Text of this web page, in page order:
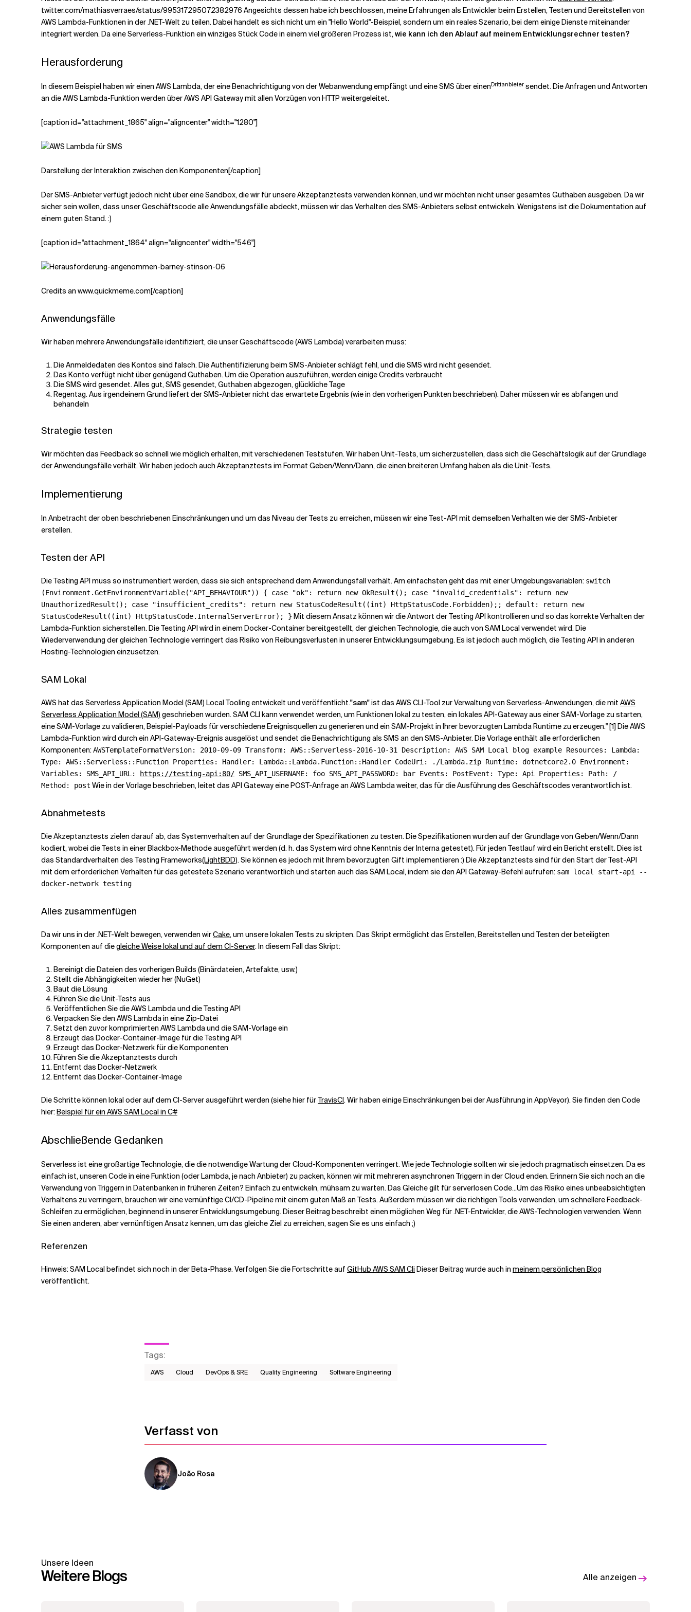
Verwandte Themen
twitter.com/mathiasverraes/status/995317295072382976 Angesichts dessen habe ich beschlossen, meine Erfahrungen als Entwickler beim Erstellen, Testen und Bereitstellen von
AWS Lambda-Funktionen in der .NET-Welt zu teilen. Dabei handelt es sich nicht um ein "Hello World"-Beispiel, sondern um ein reales Szenario, bei dem einige Dienste miteinander
integriert werden. Da eine Serverless-Funktion ein winziges Stück Code in einem viel größeren Prozess ist,wie kann ich den Ablauf auf meinem Entwicklungsrechner testen?
Herausforderung
In diesem Beispiel haben wir einen AWS Lambda, der eine Benachrichtigung von der Webanwendung empfängt und eine SMS über einenDrittanbieter sendet. Die Anfragen und Antworten
an die AWS Lambda-Funktion werden über AWS API Gateway mit allen Vorzügen von HTTP weitergeleitet.
[caption id="attachment_1865" align="aligncenter" width="1280"]
Darstellung der Interaktion zwischen den Komponenten[/caption]
Der SMS-Anbieter verfügt jedoch nicht über eine Sandbox, die wir für unsere Akzeptanztests verwenden können, und wir möchten nicht unser gesamtes Guthaben ausgeben. Da wir
sicher sein wollen, dass unser Geschäftscode alle Anwendungsfälle abdeckt, müssen wir das Verhalten des SMS-Anbieters selbst entwickeln. Wenigstens ist die Dokumentation auf
einem guten Stand. :)
[caption id="attachment_1864" align="aligncenter" width="546"]
Credits an www.quickmeme.com[/caption]
Anwendungsfälle
Wir haben mehrere Anwendungsfälle identifiziert, die unser Geschäftscode (AWS Lambda) verarbeiten muss:
Die Anmeldedaten des Kontos sind falsch. Die Authentifizierung beim SMS-Anbieter schlägt fehl, und die SMS wird nicht gesendet.
Das Konto verfügt nicht über genügend Guthaben. Um die Operation auszuführen, werden einige Credits verbraucht
Die SMS wird gesendet. Alles gut, SMS gesendet, Guthaben abgezogen, glückliche Tage
Regentag. Aus irgendeinem Grund liefert der SMS-Anbieter nicht das erwartete Ergebnis (wie in den vorherigen Punkten beschrieben). Daher müssen wir es abfangen und
behandeln
Strategie testen
Wir möchten das Feedback so schnell wie möglich erhalten, mit verschiedenen Teststufen. Wir haben Unit-Tests, um sicherzustellen, dass sich die Geschäftslogik auf der Grundlage
der Anwendungsfälle verhält. Wir haben jedoch auch Akzeptanztests im Format Geben/Wenn/Dann, die einen breiteren Umfang haben als die Unit-Tests.
Implementierung
In Anbetracht der oben beschriebenen Einschränkungen und um das Niveau der Tests zu erreichen, müssen wir eine Test-API mit demselben Verhalten wie der SMS-Anbieter
erstellen.
Testen der API
Die Testing API muss so instrumentiert werden, dass sie sich entsprechend dem Anwendungsfall verhält. Am einfachsten geht das mit einer Umgebungsvariablen: switch
(Environment.GetEnvironmentVariable("API_BEHAVIOUR")) { case "ok": return new OkResult(); case "invalid_credentials": return new
UnauthorizedResult(); case "insufficient_credits": return new StatusCodeResult((int) HttpStatusCode.Forbidden);; default: return new
StatusCodeResult((int) HttpStatusCode.InternalServerError); } Mit diesem Ansatz können wir die Antwort der Testing API kontrollieren und so das korrekte Verhalten der
Lambda-Funktion sicherstellen. Die Testing API wird in einem Docker-Container bereitgestellt, der gleichen Technologie, die auch von SAM Local verwendet wird. Die
Wiederverwendung der gleichen Technologie verringert das Risiko von Reibungsverlusten in unserer Entwicklungsumgebung. Es ist jedoch auch möglich, die Testing API in anderen
Hosting-Technologien einzusetzen.
SAM Lokal
AWS hat das Serverless Application Model (SAM) Local Tooling entwickelt und veröffentlicht."sam"ist das AWS CLI-Tool zur Verwaltung von Serverless-Anwendungen, die mit AWS
Serverless Application Model (SAM) geschrieben wurden. SAM CLI kann verwendet werden, um Funktionen lokal zu testen, ein lokales API-Gateway aus einer SAM-Vorlage zu starten,
eine SAM-Vorlage zu validieren, Beispiel-Payloads für verschiedene Ereignisquellen zu generieren und ein SAM-Projekt in Ihrer bevorzugten Lambda Runtime zu erzeugen." [1] Die AWS
Lambda-Funktion wird durch ein API-Gateway-Ereignis ausgelöst und sendet die Benachrichtigung als SMS an den SMS-Anbieter. Die Vorlage enthält alle erforderlichen
Komponenten:AWSTemplateFormatVersion: 2010-09-09 Transform: AWS::Serverless-2016-10-31 Description: AWS SAM Local blog example Resources: Lambda:
Type: AWS::Serverless::Function Properties: Handler: Lambda::Lambda.Function::Handler CodeUri: ./Lambda.zip Runtime: dotnetcore2.0 Environment:
Variables: SMS_API_URL:
https://testing-api:80/ SMS_API_USERNAME: foo SMS_API_PASSWORD: bar Events: PostEvent: Type: Api Properties: Path: /
Method: post Wie in der Vorlage beschrieben, leitet das API Gateway eine POST-Anfrage an AWS Lambda weiter, das für die Ausführung des Geschäftscodes verantwortlich ist.
Abnahmetests
Die Akzeptanztests zielen darauf ab, das Systemverhalten auf der Grundlage der Spezifikationen zu testen. Die Spezifikationen wurden auf der Grundlage von Geben/Wenn/Dann
kodiert, wobei die Tests in einer Blackbox-Methode ausgeführt werden (d. h. das System wird ohne Kenntnis der Interna getestet). Für jeden Testlauf wird ein Bericht erstellt. Dies ist
das Standardverhalten des Testing Frameworks(LightBDD). Sie können es jedoch mit Ihrem bevorzugten Gift implementieren :) Die Akzeptanztests sind für den Start der Test-API
mit dem erforderlichen Verhalten für das getestete Szenario verantwortlich und starten auch das SAM Local, indem sie den API Gateway-Befehl aufrufen: sam local start-api --
docker-network testing
Alles zusammenfügen
Da wir uns in der .NET-Welt bewegen, verwenden wirCake, um unsere lokalen Tests zu skripten. Das Skript ermöglicht das Erstellen, Bereitstellen und Testen der beteiligten
Komponenten auf diegleiche Weise lokal und auf dem CI-Server. In diesem Fall das Skript:
Bereinigt die Dateien des vorherigen Builds (Binärdateien, Artefakte, usw.)
Stellt die Abhängigkeiten wieder her (NuGet)
Baut die Lösung
Führen Sie die Unit-Tests aus
Veröffentlichen Sie die AWS Lambda und die Testing API
Verpacken Sie den AWS Lambda in eine Zip-Datei
Setzt den zuvor komprimierten AWS Lambda und die SAM-Vorlage ein
Erzeugt das Docker-Container-Image für die Testing API
Erzeugt das Docker-Netzwerk für die Komponenten
Führen Sie die Akzeptanztests durch
Entfernt das Docker-Netzwerk
Entfernt das Docker-Container-Image
Die Schritte können lokal oder auf dem CI-Server ausgeführt werden (siehe hier fürTravisCI. Wir haben einige Einschränkungen bei der Ausführung in AppVeyor). Sie finden den Code
hier:Beispiel für ein AWS SAM Local in C#
Abschließende Gedanken
Serverless ist eine großartige Technologie, die die notwendige Wartung der Cloud-Komponenten verringert. Wie jede Technologie sollten wir sie jedoch pragmatisch einsetzen. Da es
einfach ist, unseren Code in eine Funktion (oder Lambda, je nach Anbieter) zu packen, können wir mit mehreren asynchronen Triggern in der Cloud enden. Erinnern Sie sich noch an die
Verwendung von Triggern in Datenbanken in früheren Zeiten? Einfach zu entwickeln, mühsam zu warten. Das Gleiche gilt für serverlosen Code...Um das Risiko eines unbeabsichtigten
Verhaltens zu verringern, brauchen wir eine vernünftige CI/CD-Pipeline mit einem guten Maß an Tests. Außerdem müssen wir die richtigen Tools verwenden, um schnellere Feedback-
Schleifen zu ermöglichen, beginnend in unserer Entwicklungsumgebung. Dieser Beitrag beschreibt einen möglichen Weg für .NET-Entwickler, die AWS-Technologien verwenden. Wenn
Sie einen anderen, aber vernünftigen Ansatz kennen, um das gleiche Ziel zu erreichen, sagen Sie es uns einfach ;)
Referenzen
Hinweis: SAM Local befindet sich noch in der Beta-Phase. Verfolgen Sie die Fortschritte auf GitHub AWS SAM CliDieser Beitrag wurde auch in meinem persönlichen Blog
veröffentlicht.
Tags:
AWS​ Cloud DevOps & SRE Quality Engineering Software Engineering
Verfasst von
João Rosa
Unsere Ideen
Weitere Blogs Alle anzeigen